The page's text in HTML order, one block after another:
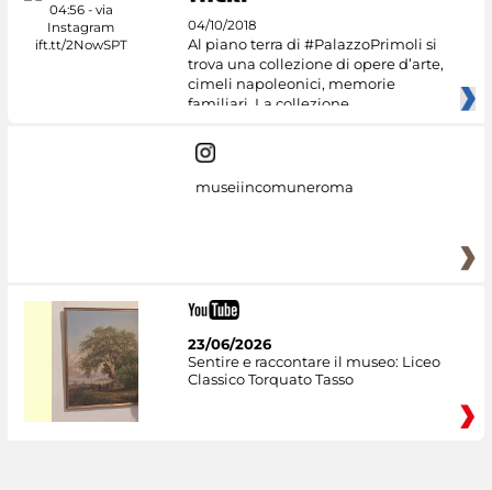
04/10/2018
Al piano terra di #PalazzoPrimoli si
trova una collezione di opere d’arte,
cimeli napoleonici, memorie
familiari. La collezione
museiincomuneroma
23/06/2026
Sentire e raccontare il museo: Liceo
Classico Torquato Tasso